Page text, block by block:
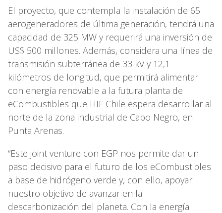
El proyecto, que contempla la instalación de 65
aerogeneradores de última generación, tendrá una
capacidad de 325 MW y requerirá una inversión de
US$ 500 millones. Además, considera una línea de
transmisión subterránea de 33 kV y 12,1
kilómetros de longitud, que permitirá alimentar
con energía renovable a la futura planta de
eCombustibles que HIF Chile espera desarrollar al
norte de la zona industrial de Cabo Negro, en
Punta Arenas.
“Este joint venture con EGP nos permite dar un
paso decisivo para el futuro de los eCombustibles
a base de hidrógeno verde y, con ello, apoyar
nuestro objetivo de avanzar en la
descarbonización del planeta. Con la energía